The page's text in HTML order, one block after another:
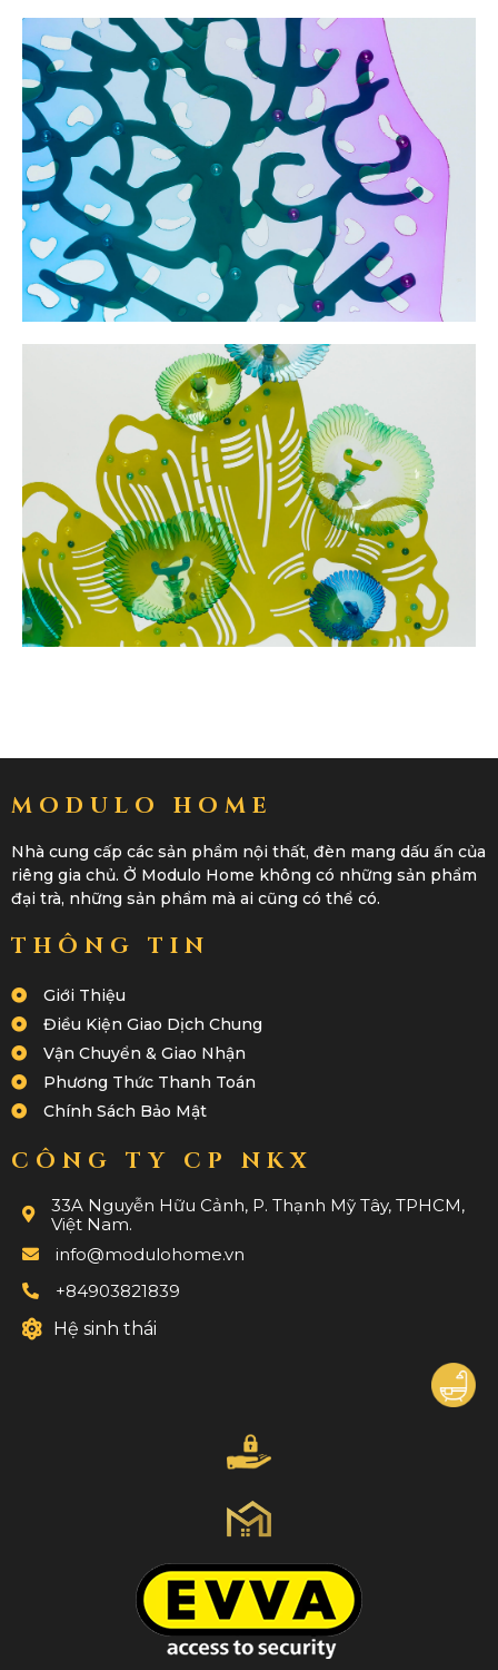
MODULO HOME
Nhà cung cấp các sản phẩm nội thất, đèn mang dấu ấn của
riêng gia chủ. Ở Modulo Home không có những sản phẩm
đại trà, những sản phẩm mà ai cũng có thể có.
THÔNG TIN
Giới Thiệu
Điều Kiện Giao Dịch Chung
Vận Chuyển & Giao Nhận
Phương Thức Thanh Toán
Chính Sách Bảo Mật
CÔNG TY CP NKX
33A Nguyễn Hữu Cảnh, P. Thạnh Mỹ Tây, TPHCM,
Việt Nam.
info@modulohome.vn
+84903821839
Hệ sinh thái